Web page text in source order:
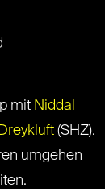
mit Niddal
(SHZ).
umgehen